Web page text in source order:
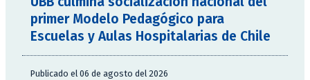
primer Modelo Pedagógico para
Escuelas y Aulas Hospitalarias de Chile
Publicado el 06 de agosto del 2026